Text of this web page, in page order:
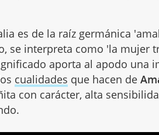
es de la raíz germánica
se interpreta como 'la mujer
aporta al apodo una
cualidades que hacen de
con carácter, alta